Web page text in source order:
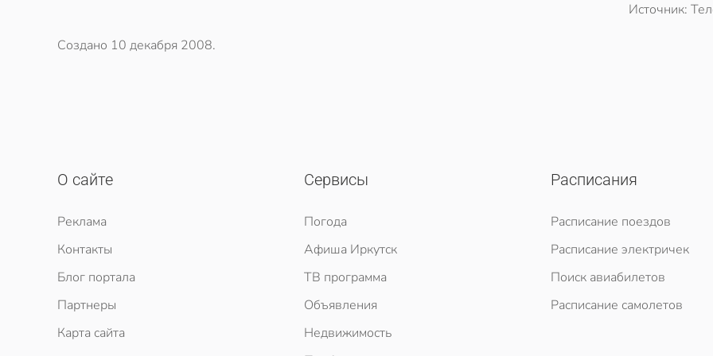
Источник:
Создано 10 декабря 2008.
О сайте
Реклама
Контакты
Блог портала
Партнеры
Карта сайта
Сервисы
Погода
Афиша Иркутск
ТВ программа
Объявления
Недвижимость
Расписания
Расписание поездов
Расписание электричек
Поиск авиабилетов
Расписание самолетов